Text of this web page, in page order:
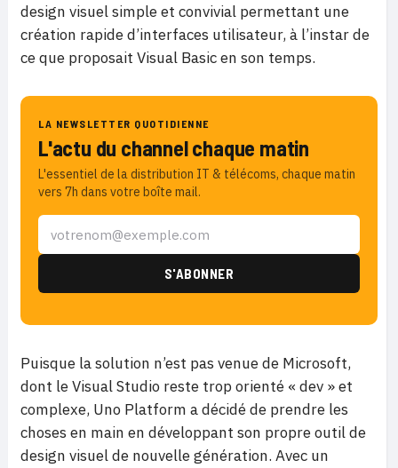
design visuel simple et convivial permettant une
création rapide d’interfaces utilisateur, à l’instar de
ce que proposait Visual Basic en son temps.
LA NEWSLETTER QUOTIDIENNE
L'actu du channel chaque matin
L'essentiel de la distribution IT & télécoms, chaque matin
vers 7h dans votre boîte mail.
Puisque la solution n’est pas venue de Microsoft,
dont le Visual Studio reste trop orienté « dev » et
complexe, Uno Platform a décidé de prendre les
choses en main en développant son propre outil de
design visuel de nouvelle génération. Avec un